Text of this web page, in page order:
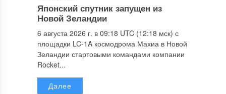
Японский спутник запущен из
Новой Зеландии
6 августа 2026 г. в 09:18 UTC (12:18 мск) с
площадки LC-1A космодрома Махиа в Новой
Зеландии стартовыми командами компании
Rocket...
Далее